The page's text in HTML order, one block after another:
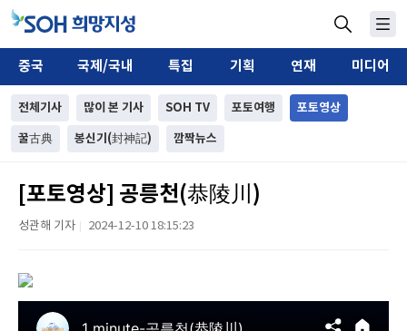
중국 국제/국내 특집 기획 연재 미디어
전체기사 많이 본 기사 SOH TV 포토여행 포토영상
꿀古典 봉신기(封神記) 깜짝뉴스
[포토영상] 공릉천(恭陵川)
성관해 기자 2024-12-10 18:15:23